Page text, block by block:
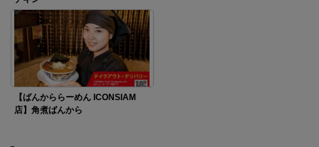
【ばんかららーめん ICONSIAM
店】角煮ばんから